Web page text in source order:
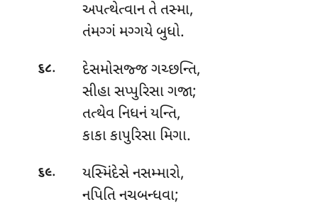
અપત્થેત્વાન તે તસ્મા,
તંમગ્ગં મગ્ગયે બુધો.
૬૮.
દેસમોસજ્જ ગચ્છન્તિ,
સીહા સપ્પુરિસા ગજા;
તત્થેવ નિધનં યન્તિ,
કાકા કાપુરિસા મિગા.
૬૯. યસ્મિંદેસેનસમ્મારો,
નપિતિ નચબન્ધવા;